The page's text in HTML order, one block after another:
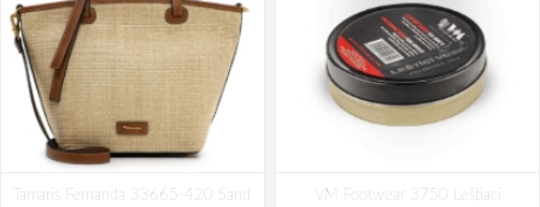
Tamaris Fernanda 33665-420 Sand
VM Footwear 3750 Leštiaci